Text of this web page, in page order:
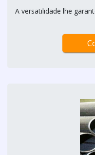
A versatilidade lhe